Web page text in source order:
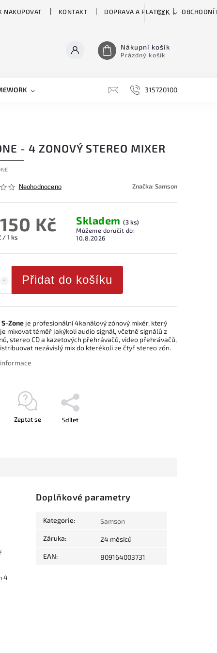
NAKUPOVAT KONTAKT DOPRAVA A PLATBY OBCHODNÍ
CZK
Nákupní košík
Prázdný košík
H&H HARTKE
315720100
- 4 ZONOVÝ STEREO MIXER
Neohodnoceno Značka:Samson
Kč
/ 1 ks
Skladem(3 ks)
Můžeme doručit do:
10.8.2026
Přidat do košíku
Zoneje profesionální 4kanálový zónový mixér, který
mixovat téměř jakýkoli audio signál, včetně signálů z
stereo CD a kazetových přehrávačů, video přehrávačů,
nezávislý mix do kterékoli ze čtyř stereo zón.
Zeptat se Sdílet
4
Doplňkové parametry
Kategorie: Samson
Záruka: 24 měsíců
EAN: 809164003731